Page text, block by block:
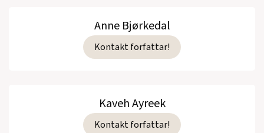
Anne Bjørkedal
Kontakt forfattar!
Kaveh Ayreek
Kontakt forfattar!